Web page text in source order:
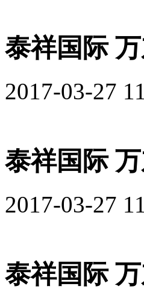
泰祥国际
2017-03-27
泰祥国际
2017-03-27
泰祥国际